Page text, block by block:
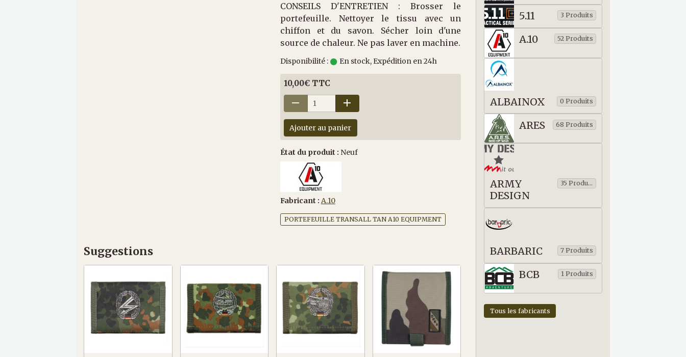
CONSEILS D'ENTRETIEN : Brosser le
portefeuille. Nettoyer le tissu avec un
chiffon et du savon. Sécher loin d'une
source de chaleur. Ne pas laver en machine.
Disponibilité : En stock, Expédition en 24h
10,00€ TTC
Ajouter au panier
État du produit : Neuf
Fabricant : A.10
PORTEFEUILLE TRANSALL TAN A10 EQUIPMENT
Suggestions
5.11 3 Produits
A.10 52 Produits
ALBAINOX 0 Produits
ARES 68 Produits
ARMY
DESIGN
35 Produits
BARBARIC 7 Produits
BCB 1 Produits
Tous les fabricants